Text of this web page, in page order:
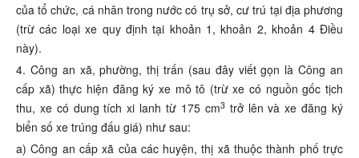
của tổ chức, cá nhân trong nước có trụ sở, cư trú tại địa phương
(trừ các loại xe quy định tại khoản 1, khoản 2, khoản 4 Điều
này).
4. Công an xã, phường, thị trấn (sau đây viết gọn là Công an
cấp xã) thực hiện đăng ký xe mô tô (trừ xe có nguồn gốc tịch
thu, xe có dung tích xi lanh từ 175 cm3trở lên và xe đăng ký
biển số xe trúng đấu giá) như sau:
a) Công an cấp xã của các huyện, thị xã thuộc thành phố trực